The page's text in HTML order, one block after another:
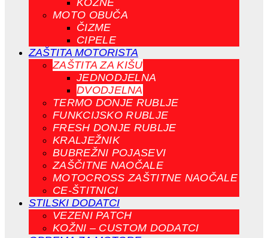
KOŽNE
MOTO OBUČA
ČIZME
CIPELE
ZAŠTITA MOTORISTA
ZAŠTITA ZA KIŠU
JEDNODJELNA
DVODJELNA
TERMO DONJE RUBLJE
FUNKCIJSKO RUBLJE
FRESH DONJE RUBLJE
KRALJEŽNIK
BUBREŽNI POJASEVI
ZAŠČITNE NAOČALE
MOTOCROSS ZAŠTITNE NAOČALE
CE-ŠTITNICI
STILSKI DODATCI
VEZENI PATCH
KOŽNI – CUSTOM DODATCI